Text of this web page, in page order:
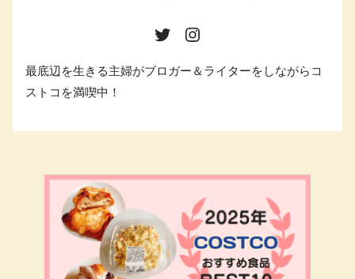
最底辺を生きる主婦がブロガー＆ライターをしながらコ
ストコを満喫中！